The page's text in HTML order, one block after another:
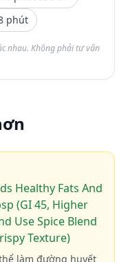
phút
nhau. Không phải tư vấn
Healthy Fats And
(GI 45, Higher
Use Spice Blend
Texture)
làm đường huyết